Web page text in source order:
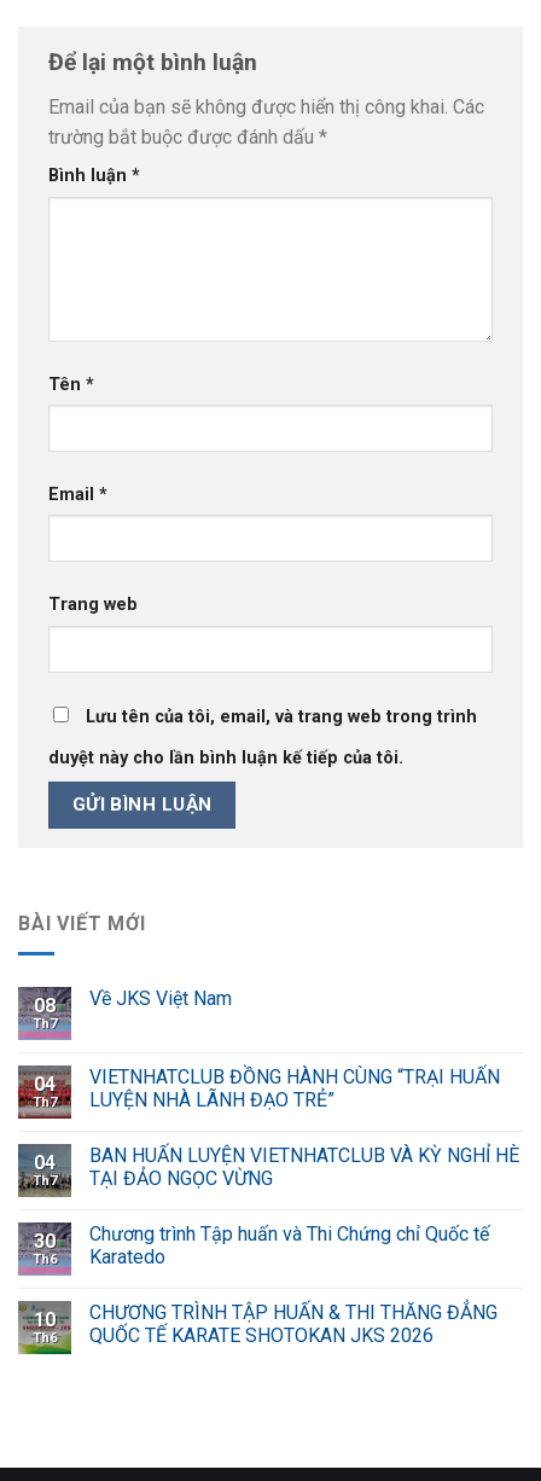
BÀI VIẾT MỚI
08
Th7
Về JKS Việt Nam
04
Th7
VIETNHATCLUB ĐỒNG HÀNH CÙNG “TRẠI HUẤN
LUYỆN NHÀ LÃNH ĐẠO TRẺ”
04
Th7
BAN HUẤN LUYỆN VIETNHATCLUB VÀ KỲ NGHỈ HÈ
TẠI ĐẢO NGỌC VỪNG
30
Th6
Chương trình Tập huấn và Thi Chứng chỉ Quốc tế
Karatedo
10
Th6
CHƯƠNG TRÌNH TẬP HUẤN & THI THĂNG ĐẲNG
QUỐC TẾ KARATE SHOTOKAN JKS 2026
Để lại một bình luận
Email của bạn sẽ không được hiển thị công khai. Các
trường bắt buộc được đánh dấu *
Bình luận *
Tên *
Email *
Trang web
Lưu tên của tôi, email, và trang web trong trình
duyệt này cho lần bình luận kế tiếp của tôi.